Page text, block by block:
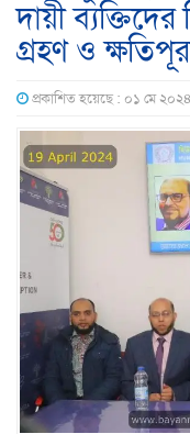
দায়ী
গ্রহণ ও
প্রকাশিত হয়েছে : ০১ মে ২০২৪